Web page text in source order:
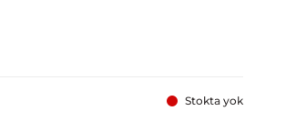
Stokta yok